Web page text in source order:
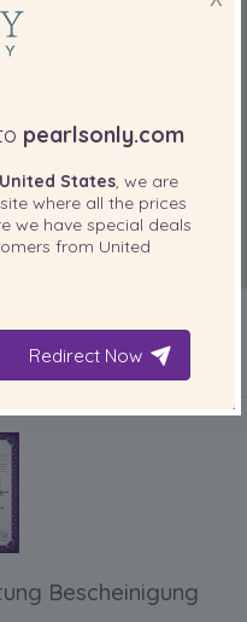
Bescheinigung
pearlsonly.com
United States , we are
where all the prices
we have special deals
from United
Redirect Now